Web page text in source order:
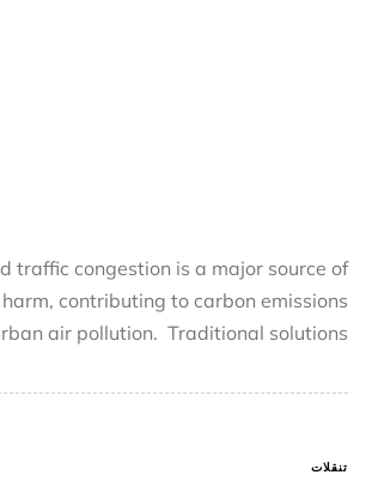
traffic congestion is a major source of
contributing to carbon emissions
air pollution. Traditional solutions,
تنقلات